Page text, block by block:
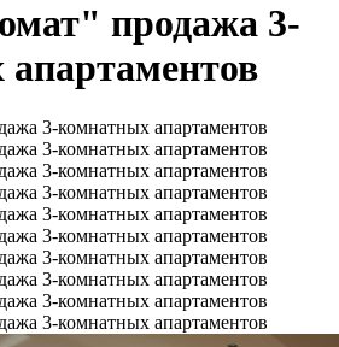
продажа 3-